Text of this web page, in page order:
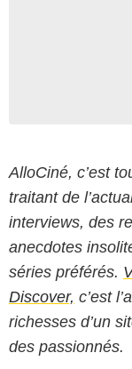
AlloCiné, c’est
traitant de
interviews, des
anecdotes
séries préférés.
Discover, c’est
richesses d’un
des passionnés.